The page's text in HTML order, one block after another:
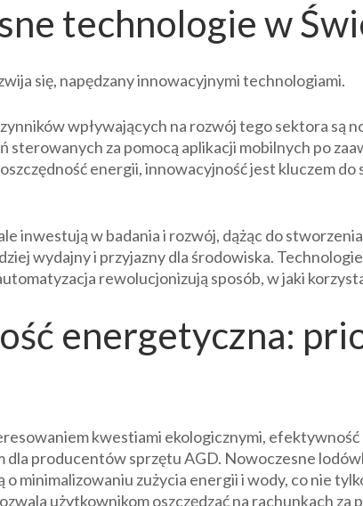
technologie w
się, napędzany innowacyjnymi technologiami.
wpływających na rozwój tego sektora są
sterowanych za pomocą aplikacji mobilnych po
energii, innowacyjność jest kluczem do
inwestują w badania i rozwój, dążąc do
wydajny i przyjazny dla środowiska.
rewolucjonizują sposób, w jaki
energetyczna:
kwestiami ekologicznymi, efektywność
producentów sprzętu AGD. Nowoczesne
o minimalizowaniu zużycia energii i wody, co nie
użytkownikom oszczędzać na rachunkach za